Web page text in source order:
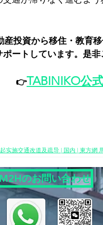
投資から移住・教育
ートしています。是非
👉TABINIKO公
实施交通改道及疏导 | 国内 | 東方網
のお問い合わせ